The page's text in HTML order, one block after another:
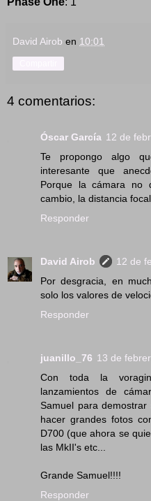
David Airob en 10:01
4 comentarios:
Óscar García 12 de
Te propongo algo
interesante que
Porque la cámara no
cambio, la distancia
Responder
David Airob
12 de
Por desgracia, en
solo los valores de
Responder
juanillo_76 13 de
Con toda la
lanzamientos de
Samuel para
hacer grandes fotos
D700 (que ahora se
las MkII's etc...
Grande Samuel!!!!
Responder